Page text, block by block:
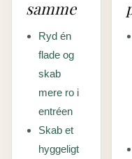
samme
Ryd én
flade og
skab
mere ro i
entréen
Skab et
hyggeligt